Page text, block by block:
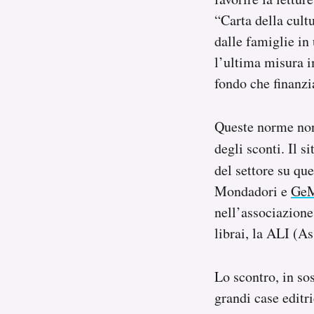
“Carta della
dalle famiglie in
l’ultima misura
fondo che
Queste norme
degli sconti. Il
del settore su
Mondadori e
librai, la ALI
Lo scontro, in
grandi case